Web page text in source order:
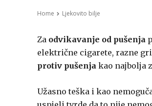
Home Ljekovito bilje
Za odvikavanje od pušenja
električne cigarete, razne
protiv pušenja kao najbolja
Užasno teška i kao